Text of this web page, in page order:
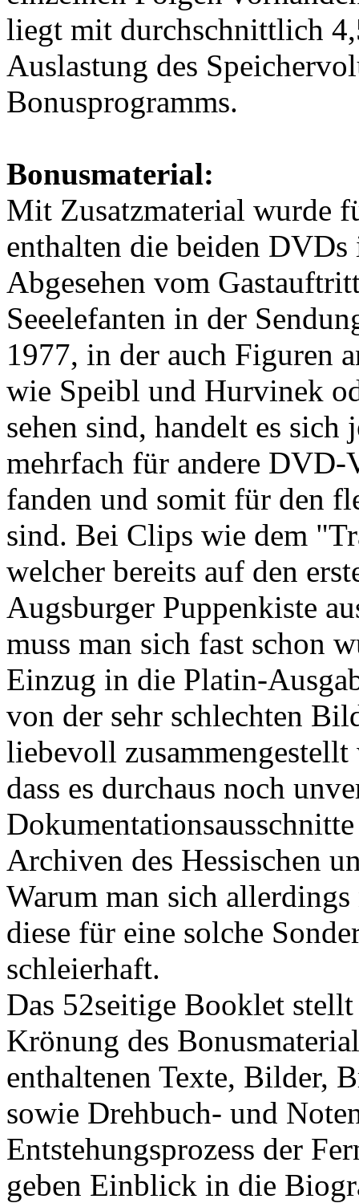
liegt mit durchschnittlich
Auslastung des
Bonusprogramms.
Bonusmaterial:
Mit Zusatzmaterial wurde
enthalten die beiden
Abgesehen vom
Seeelefanten in der
1977, in der auch Figuren
wie Speibl und Hurvinek
sehen sind, handelt es
mehrfach für andere
fanden und somit für den
sind. Bei Clips wie dem
welcher bereits auf den
Augsburger Puppenkiste
muss man sich fast schon
Einzug in die Platin-
von der sehr schlechten
liebevoll zusammengestellt
dass es durchaus noch
Archiven des Hessischen
Warum man sich
diese für eine solche
schleierhaft.
Das 52seitige Booklet
Krönung des
enthaltenen Texte, Bilder,
sowie Drehbuch- und
Entstehungsprozess der
geben Einblick in die